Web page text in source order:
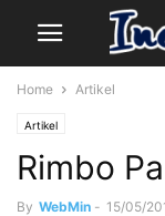
Home Artikel
Artikel
Rimbo
By WebMin - 15/05/